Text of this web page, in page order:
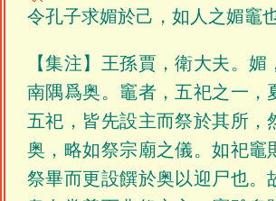
令孔子求媚於己，如人之媚竈也
【集注】王孫賈，衛大夫。
南隅爲奥。竈者，五祀之一，
五祀，皆先設主而祭於其所，
奥，略如祭宗廟之儀。如祀竈
祭畢而更設饌於奥以迎尸也。